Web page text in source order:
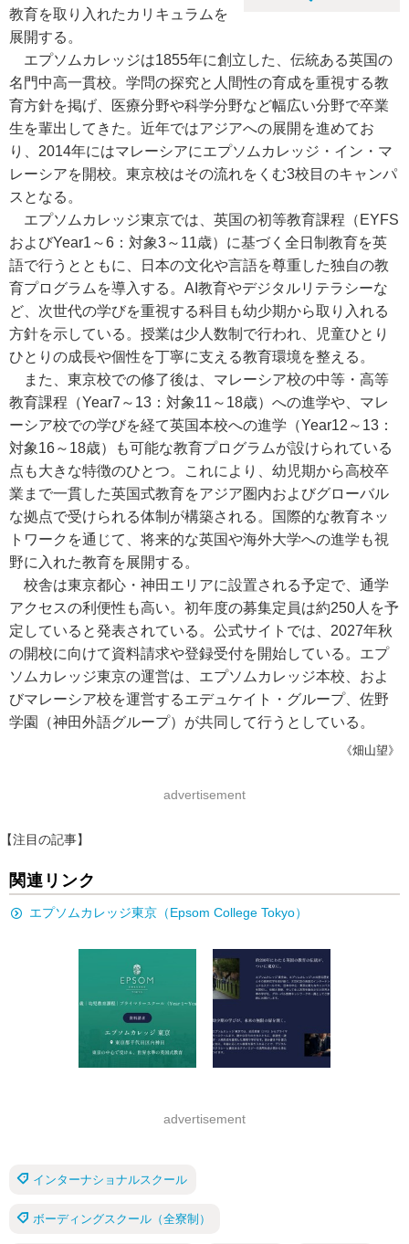
教育を取り入れたカリキュラムを
展開する。
エプソムカレッジは1855年に創立した、伝統ある英国の
名門中高一貫校。学問の探究と人間性の育成を重視する教
育方針を掲げ、医療分野や科学分野など幅広い分野で卒業
生を輩出してきた。近年ではアジアへの展開を進めてお
り、2014年にはマレーシアにエプソムカレッジ・イン・マ
レーシアを開校。東京校はその流れをくむ3校目のキャンパ
スとなる。
エプソムカレッジ東京では、英国の初等教育課程（EYFS
およびYear1～6：対象3～11歳）に基づく全日制教育を英
語で行うとともに、日本の文化や言語を尊重した独自の教
育プログラムを導入する。AI教育やデジタルリテラシーな
ど、次世代の学びを重視する科目も幼少期から取り入れる
方針を示している。授業は少人数制で行われ、児童ひとり
ひとりの成長や個性を丁寧に支える教育環境を整える。
また、東京校での修了後は、マレーシア校の中等・高等
教育課程（Year7～13：対象11～18歳）への進学や、マレ
ーシア校での学びを経て英国本校への進学（Year12～13：
対象16～18歳）も可能な教育プログラムが設けられている
点も大きな特徴のひとつ。これにより、幼児期から高校卒
業まで一貫した英国式教育をアジア圏内およびグローバル
な拠点で受けられる体制が構築される。国際的な教育ネッ
トワークを通じて、将来的な英国や海外大学への進学も視
野に入れた教育を展開する。
校舎は東京都心・神田エリアに設置される予定で、通学
アクセスの利便性も高い。初年度の募集定員は約250人を予
定していると発表されている。公式サイトでは、2027年秋
の開校に向けて資料請求や登録受付を開始している。エプ
ソムカレッジ東京の運営は、エプソムカレッジ本校、およ
びマレーシア校を運営するエデュケイト・グループ、佐野
学園（神田外語グループ）が共同して行うとしている。
《畑山望》
advertisement
【注目の記事】
関連リンク
エプソムカレッジ東京（Epsom College Tokyo）
advertisement
インターナショナルスクール
ボーディングスクール（全寮制）